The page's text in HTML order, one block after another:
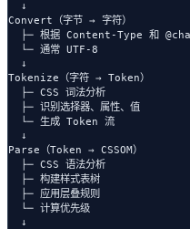
  ↓
Convert（字节 → 字符）
├─ 根据 Content-Type 和
  └─ 通常 UTF-8
  ↓
Tokenize（字符 → Token）
  ├─ CSS 词法分析
  ├─ 识别选择器、属性、值
  └─ 生成 Token 流
  ↓
Parse（Token → CSSOM）
  ├─ CSS 语法分析
  ├─ 构建样式表树
  ├─ 应用层叠规则
  └─ 计算优先级
  ↓